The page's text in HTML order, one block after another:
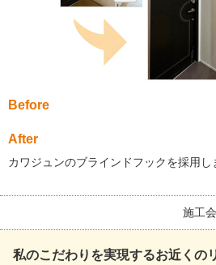
Before
After
カワジュンのブラインドフックを採用し
施工
私のこだわりを実現するお近くの